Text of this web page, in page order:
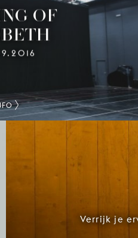
OF
Verrijk je